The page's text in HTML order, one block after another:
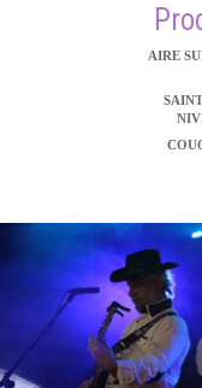
AIRE